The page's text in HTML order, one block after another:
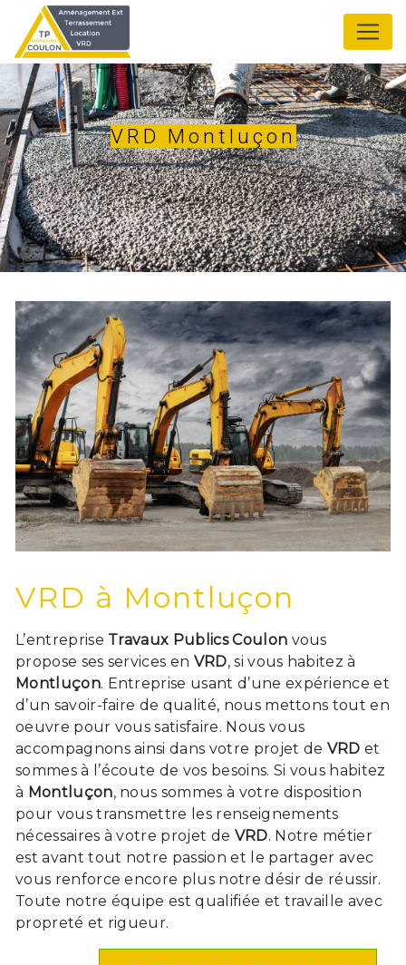
VRD Montluçon
VRD à Montluçon
L’entreprise Travaux Publics Coulon vous
propose ses services en VRD, si vous habitez à
Montluçon. Entreprise usant d’une expérience et
d’un savoir-faire de qualité, nous mettons tout en
oeuvre pour vous satisfaire. Nous vous
accompagnons ainsi dans votre projet de VRD et
sommes à l’écoute de vos besoins. Si vous habitez
à Montluçon, nous sommes à votre disposition
pour vous transmettre les renseignements
nécessaires à votre projet de VRD. Notre métier
est avant tout notre passion et le partager avec
vous renforce encore plus notre désir de réussir.
Toute notre équipe est qualifiée et travaille avec
propreté et rigueur.
Panneau de gestion des cookies